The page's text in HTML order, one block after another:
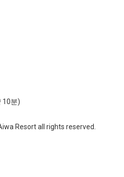
10분)
Resort all rights reserved.